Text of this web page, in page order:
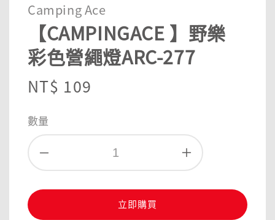
Camping Ace
【CAMPINGACE 】野樂
彩色營繩燈ARC-277
Regular
NT$ 109
數量
立即購買